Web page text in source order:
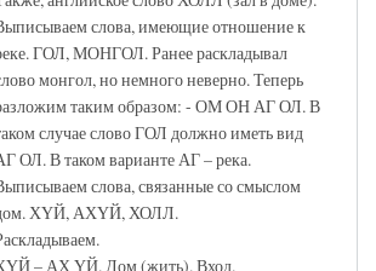
слова, имеющие отношение к
ГОЛ, МОНГОЛ. Ранее раскладывал
монгол, но немного неверно. Теперь
таким образом: - ОМ ОН АГ ОЛ. В
случае слово ГОЛ должно иметь вид
ОЛ. В таком варианте АГ – река.
слова, связанные со смыслом
ХҮЙ, АХҮЙ, ХОЛЛ.
– АХ ҮЙ. Дом (жить). Вход.